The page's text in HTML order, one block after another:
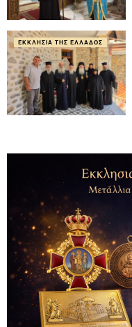
ΕΚΚΛΗΣΊΑ ΤΗΣ ΕΛΛΆΔΟΣ